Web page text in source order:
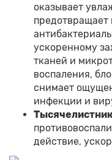
оказывает
ускоренному
тканей и
воспаления,
снимает
инфекции и
действие,